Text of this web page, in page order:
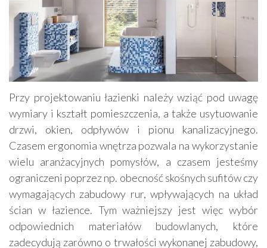
Przy projektowaniu łazienki należy wziąć pod uwagę
wymiary i kształt pomieszczenia, a także usytuowanie
drzwi, okien, odpływów i pionu kanalizacyjnego.
Czasem ergonomia wnętrza pozwala na wykorzystanie
wielu aranżacyjnych pomysłów, a czasem jesteśmy
ograniczeni poprzez np. obecność skośnych sufitów czy
wymagających zabudowy rur, wpływających na układ
ścian w łazience. Tym ważniejszy jest więc wybór
odpowiednich materiałów budowlanych, które
zadecydują zarówno o trwałości wykonanej zabudowy,